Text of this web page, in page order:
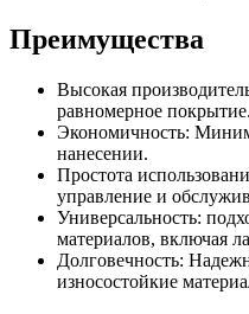
Преимущества
Высокая
равномерное покрытие.
Экономичность:
нанесении.
Простота
управление и
Универсальность:
материалов, включая
Долговечность:
износостойкие